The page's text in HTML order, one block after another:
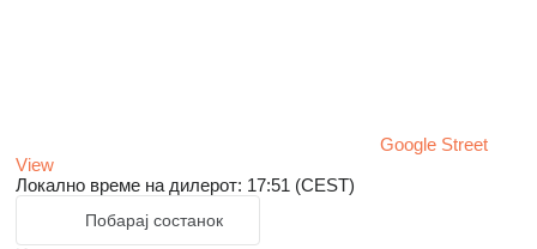
Google Street
View
Локално време на дилерот: 17:51 (CEST)
Побарај состанок